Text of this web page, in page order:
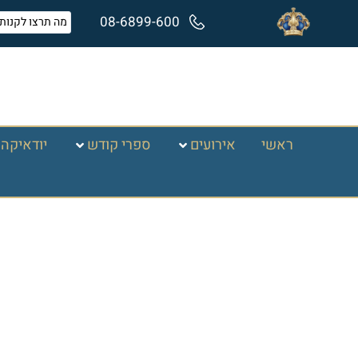
08-6899-600
ראשי אירועים ספרי קודש